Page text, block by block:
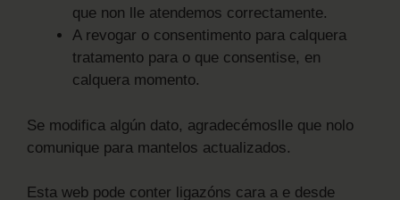
que non lle atendemos correctamente.
A revogar o consentimento para calquera
tratamento para o que consentise, en
calquera momento.
Se modifica algún dato, agradecémoslle que nolo
comunique para mantelos actualizados.
Esta web pode conter ligazóns cara a e desde